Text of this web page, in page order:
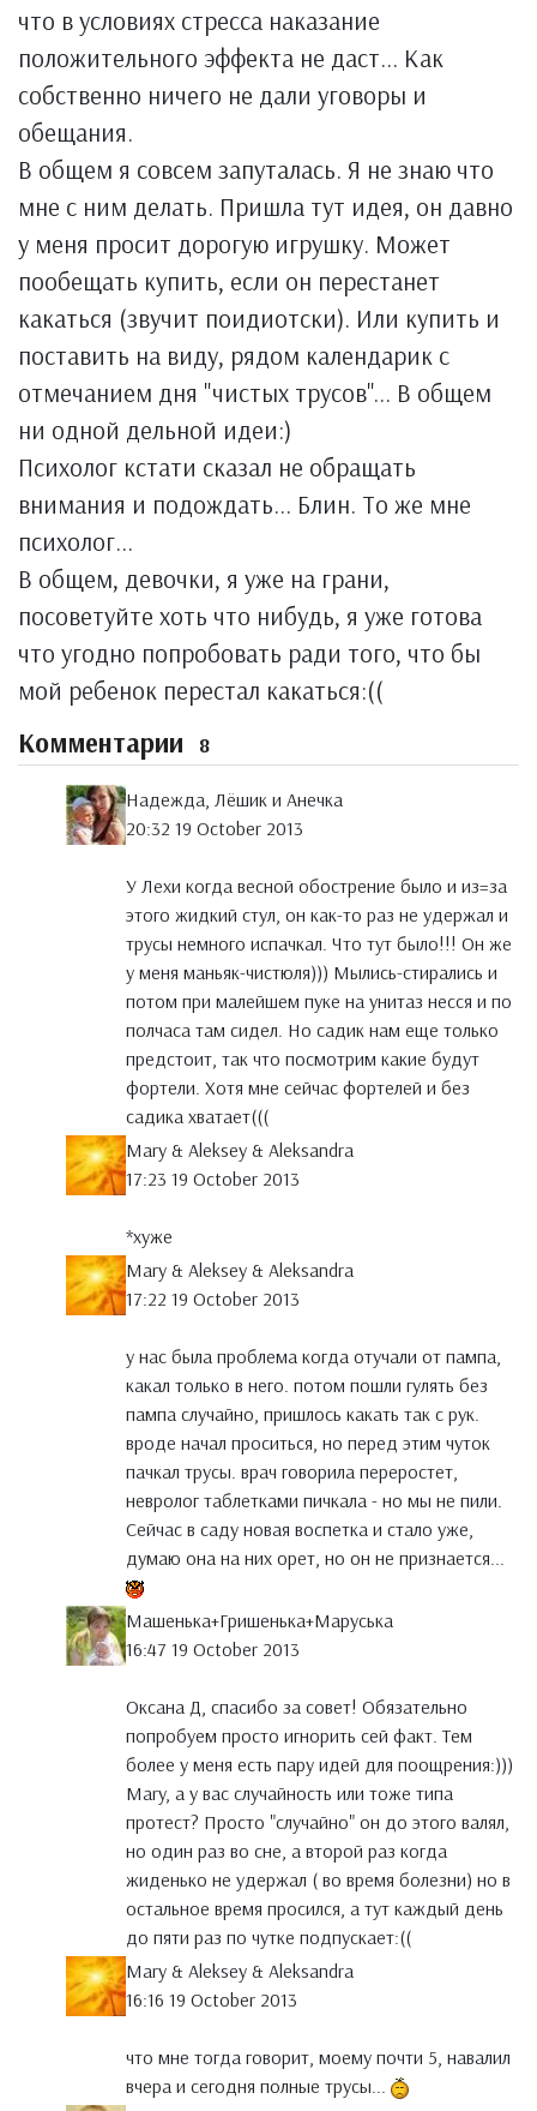
что в условиях стресса наказание
положительного эффекта не даст... Как
собственно ничего не дали уговоры и
обещания.
В общем я совсем запуталась. Я не знаю что
мне с ним делать. Пришла тут идея, он давно
у меня просит дорогую игрушку. Может
пообещать купить, если он перестанет
какаться (звучит поидиотски). Или купить и
поставить на виду, рядом календарик с
отмечанием дня "чистых трусов"... В общем
ни одной дельной идеи:)
Психолог кстати сказал не обращать
внимания и подождать... Блин. То же мне
психолог...
В общем, девочки, я уже на грани,
посоветуйте хоть что нибудь, я уже готова
что угодно попробовать ради того, что бы
мой ребенок перестал какаться:((
Комментарии 8
Надежда, Лёшик и Анечка
20:32 19 October 2013
У Лехи когда весной обострение было и из=за
этого жидкий стул, он как-то раз не удержал и
трусы немного испачкал. Что тут было!!! Он же
у меня маньяк-чистюля))) Мылись-стирались и
потом при малейшем пуке на унитаз несся и по
полчаса там сидел. Но садик нам еще только
предстоит, так что посмотрим какие будут
фортели. Хотя мне сейчас фортелей и без
садика хватает(((
Mary & Aleksey & Aleksandra
17:23 19 October 2013
*хуже
Mary & Aleksey & Aleksandra
17:22 19 October 2013
у нас была проблема когда отучали от пампа,
какал только в него. потом пошли гулять без
пампа случайно, пришлось какать так с рук.
вроде начал проситься, но перед этим чуток
пачкал трусы. врач говорила переростет,
невролог таблетками пичкала - но мы не пили.
Сейчас в саду новая воспетка и стало уже,
думаю она на них орет, но он не признается...
Машенька+Гришенька+Маруська
16:47 19 October 2013
Оксана Д, спасибо за совет! Обязательно
попробуем просто игнорить сей факт. Тем
более у меня есть пару идей для поощрения:)))
Mary, а у вас случайность или тоже типа
протест? Просто "случайно" он до этого валял,
но один раз во сне, а второй раз когда
жиденько не удержал ( во время болезни) но в
остальное время просился, а тут каждый день
до пяти раз по чутке подпускает:((
Mary & Aleksey & Aleksandra
16:16 19 October 2013
что мне тогда говорит, моему почти 5, навалил
вчера и сегодня полные трусы...